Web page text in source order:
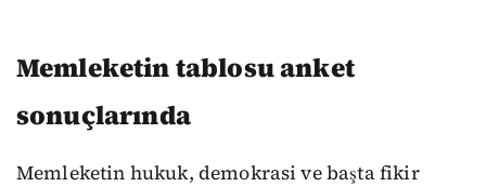
Memleketin tablosu anket
sonuçlarında
Memleketin hukuk, demokrasi ve başta fikir